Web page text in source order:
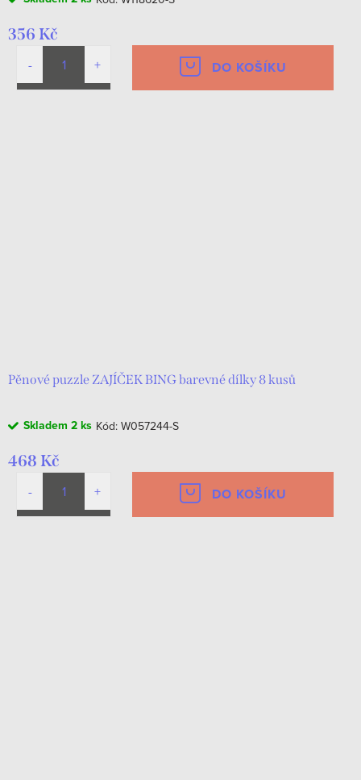
356 Kč
DO KOŠÍKU
Pěnové puzzle ZAJÍČEK BING barevné dílky 8 kusů
Skladem 2 ks Kód: W057244-S
468 Kč
DO KOŠÍKU